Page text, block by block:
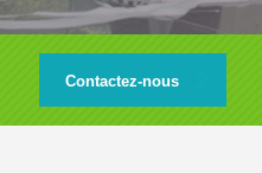
Contactez-nous